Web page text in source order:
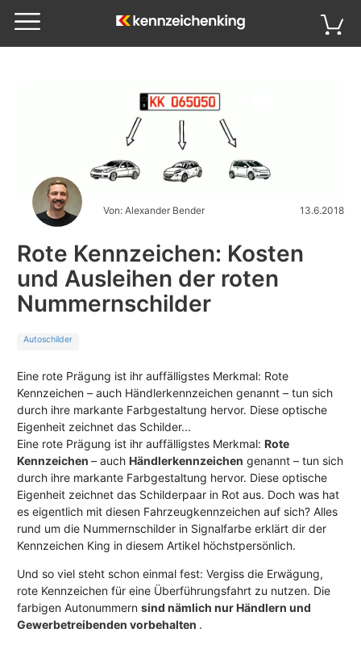
Von: Alexander Bender 13.6.2018
Rote Kennzeichen: Kosten
und Ausleihen der roten
Nummernschilder
Autoschilder
Eine rote Prägung ist ihr auffälligstes Merkmal: Rote
Kennzeichen – auch Händlerkennzeichen genannt – tun sich
durch ihre markante Farbgestaltung hervor. Diese optische
Eigenheit zeichnet das Schilder...
Eine rote Prägung ist ihr auffälligstes Merkmal: Rote
Kennzeichen – auch Händlerkennzeichen genannt – tun sich
durch ihre markante Farbgestaltung hervor. Diese optische
Eigenheit zeichnet das Schilderpaar in Rot aus. Doch was hat
es eigentlich mit diesen Fahrzeugkennzeichen auf sich? Alles
rund um die Nummernschilder in Signalfarbe erklärt dir der
Kennzeichen King in diesem Artikel höchstpersönlich.
Und so viel steht schon einmal fest: Vergiss die Erwägung,
rote Kennzeichen für eine Überführungsfahrt zu nutzen. Die
farbigen Autonummern sind nämlich nur Händlern und
Gewerbetreibenden vorbehalten .